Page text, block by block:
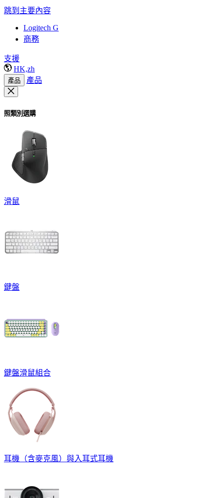
跳到主要內容
Logitech G
商務
支援
HK,zh
產品 產品
照類別選購
滑鼠
鍵盤
鍵盤滑鼠組合
耳機（含麥克風）與入耳式耳機